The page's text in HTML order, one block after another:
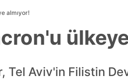
almıyor!
Tel Aviv'in Filistin